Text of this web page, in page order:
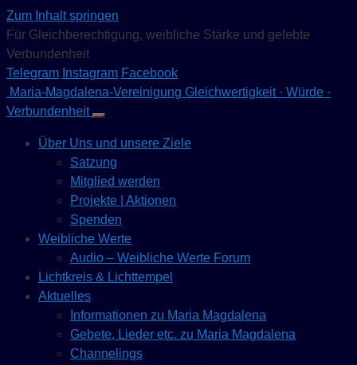
Zum Inhalt springen
Für Gleichberechtigung, weibliche Stärke und gelebte
Verbundenheit
Telegram Instagram Facebook
Maria-Magdalena-Vereinigung Gleichwertigkeit · Würde ·
Verbundenheit
Über Uns und unsere Ziele
Satzung
Mitglied werden
Projekte | Aktionen
Spenden
Weibliche Werte
Audio – Weibliche Werte Forum
Lichtkreis & Lichttempel
Aktuelles
Informationen zu Maria Magdalena
Gebete, Lieder etc. zu Maria Magdalena
Channelings